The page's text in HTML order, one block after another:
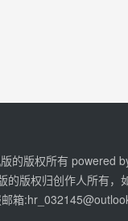
的版权所有 powered
版权归创作人所有，
箱: